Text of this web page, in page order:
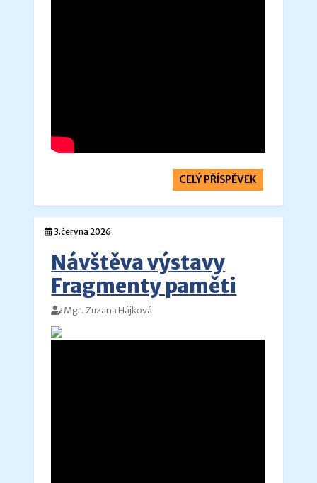
CELÝ PŘÍSPĚVEK
3.června 2026
Návštěva výstavy
Fragmenty paměti
Mgr. Zuzana Hájková